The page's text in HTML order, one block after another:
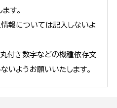
す。
報については記入しないよ
付き数字などの機種依存文
いようお願いいたします。